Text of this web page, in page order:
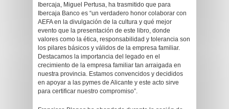
Ibercaja, Miguel Pertusa, ha trasmitido que para
Ibercaja Banco es “un verdadero honor colaborar con
AEFA en la divulgación de la cultura y qué mejor
evento que la presentación de este libro, donde
valores como la ética, responsabilidad y tolerancia son
los pilares básicos y válidos de la empresa familiar.
Destacamos la importancia del legado en el
crecimiento de la empresa familiar tan arraigada en
nuestra provincia. Estamos convencidos y decididos
en apoyar a las pymes de Alicante y este acto sirve
para certificar nuestro compromiso”.